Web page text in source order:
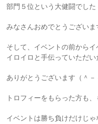
部門５位という大健闘でした
みなさんおめでとうございま
そして、イベントの前から
イロイロと手伝っていただい
ありがとうございます（＾－
トロフィーをもらった方も
イベントは勝ち負けだけじゃ